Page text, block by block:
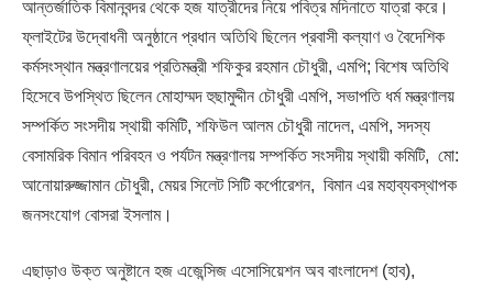
আন্তর্জাতিক বিমানবন্দর থেকে হজ যাত্রীদের নিয়ে পবিত্র মদিনাতে যাত্রা করে।
ফ্লাইটের উদ্বোধনী অনুষ্ঠানে প্রধান অতিথি ছিলেন প্রবাসী কল্যাণ ও বৈদেশিক
কর্মসংস্থান মন্ত্রণালয়ের প্রতিমন্ত্রী শফিকুর রহমান চৌধুরী, এমপি; বিশেষ অতিথি
হিসেবে উপস্থিত ছিলেন মোহাম্মদ হুছামুদ্দীন চৌধুরী এমপি, সভাপতি ধর্ম মন্ত্রণালয়
সম্পর্কিত সংসদীয় স্থায়ী কমিটি, শফিউল আলম চৌধুরী নাদেল, এমপি, সদস্য
বেসামরিক বিমান পরিবহন ও পর্যটন মন্ত্রণালয় সম্পর্কিত সংসদীয় স্থায়ী কমিটি, মো:
আনোয়ারুজ্জামান চৌধুরী, মেয়র সিলেট সিটি কর্পোরেশন, বিমান এর মহাব্যবস্থাপক
জনসংযোগ বোসরা ইসলাম।
এছাড়াও উক্ত অনুষ্টানে হজ এজেন্সিজ এসোসিয়েশন অব বাংলাদেশ (হাব),